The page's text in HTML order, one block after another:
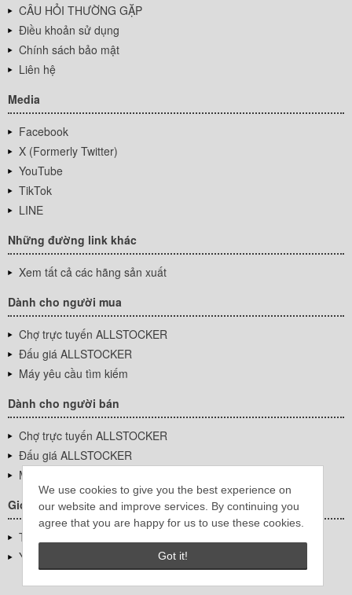
We use cookies to give you the best experience on
our website and improve services. By continuing you
agree that you are happy for us to use these cookies.
Got it!
CÂU HỎI THƯỜNG GẶP
Điều khoản sử dụng
Chính sách bảo mật
Liên hệ
Media
Facebook
X (Formerly Twitter)
YouTube
TikTok
LINE
Những đường link khác
Xem tất cả các hãng sản xuất
Dành cho người mua
Chợ trực tuyến ALLSTOCKER
Đấu giá ALLSTOCKER
Máy yêu cầu tìm kiếm
Dành cho người bán
Chợ trực tuyến ALLSTOCKER
Đấu giá ALLSTOCKER
Máy yêu cầu tìm kiếm
Giới thiệu công ty
Thông tin về doanh nghiệp
YUTAKA Inc.